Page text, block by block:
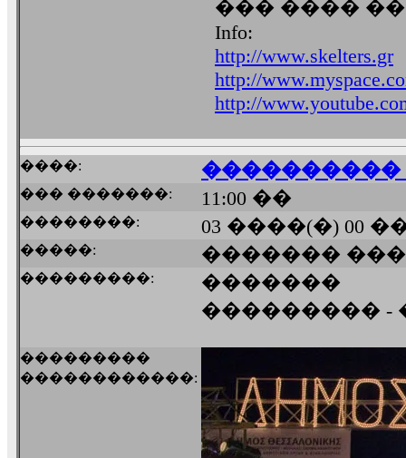
��� ����
Info:
http://www.skelters.gr
http://
http://
����: ����������
��� �������: 11:00 ��
��������: 03 ����(�) 00
�����: �������
���������:
�������
��������� -
���������
������������: